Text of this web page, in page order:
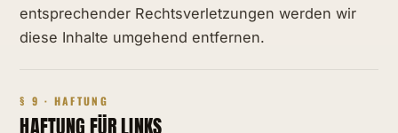
entsprechender Rechtsverletzungen werden wir
diese Inhalte umgehend entfernen.
§ 9 · HAFTUNG
HAFTUNG FÜR LINKS